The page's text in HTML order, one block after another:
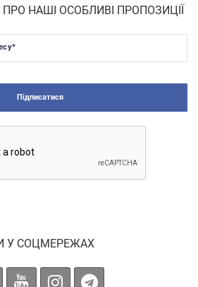
НАШІ ОСОБЛИВІ ПРОПОЗИЦІЇ
*
Підписатися
У СОЦМЕРЕЖАХ